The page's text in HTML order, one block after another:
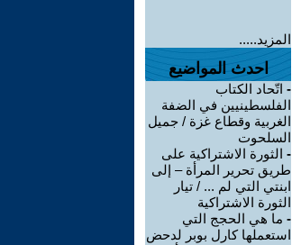
المزيد.....
احدث المواضيع
- اتّحاد الكتاب
الفلسطينيين في الضفة
الغربية وقطاع غزة / جميل
السلحوت
- الثورة الاشتراكية على
طريق تحرير المرأة – إلى
ابنتي التي لم ... / تيار
الثورة الاشتراكية
- ما هي الحجج التي
استعملها كارل بوبر لدحض